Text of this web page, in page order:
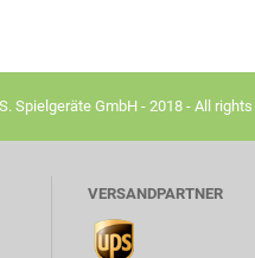
Spielgeräte GmbH - 2018 - All
VERSANDPARTNER